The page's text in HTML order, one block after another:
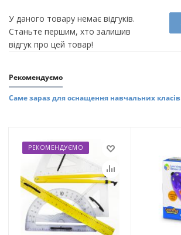
У даного товару немає відгуків.
Станьте першим, хто залишив
відгук про цей товар!
Рекомендуємо
Саме зараз для оснащення навчальних
РЕКОМЕНДУЄМО